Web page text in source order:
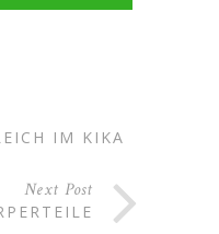
IM KIKA
Next Post